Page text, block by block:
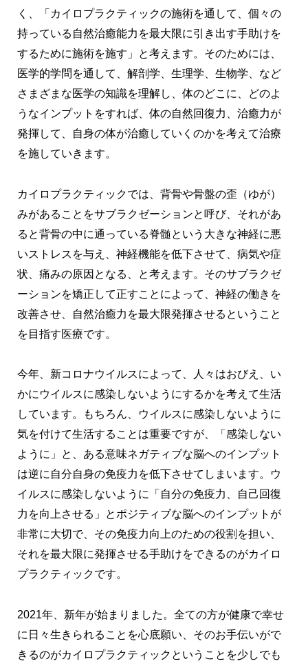
く、「カイロプラクティックの施術を通して、個々の
持っている自然治癒能力を最大限に引き出す手助けを
するために施術を施す」と考えます。そのためには、
医学的学問を通して、解剖学、生理学、生物学、など
さまざまな医学の知識を理解し、体のどこに、どのよ
うなインプットをすれば、体の自然回復力、治癒力が
発揮して、自身の体が治癒していくのかを考えて治療
を施していきます。
カイロプラクティックでは、背骨や骨盤の歪（ゆが）
みがあることをサブラクゼーションと呼び、それがあ
ると背骨の中に通っている脊髄という大きな神経に悪
いストレスを与え、神経機能を低下させて、病気や症
状、痛みの原因となる、と考えます。そのサブラクゼ
ーションを矯正して正すことによって、神経の働きを
改善させ、自然治癒力を最大限発揮させるということ
を目指す医療です。
今年、新コロナウイルスによって、人々はおびえ、い
かにウイルスに感染しないようにするかを考えて生活
しています。もちろん、ウイルスに感染しないように
気を付けて生活することは重要ですが、「感染しない
ように」と、ある意味ネガティブな脳へのインプット
は逆に自分自身の免疫力を低下させてしまいます。ウ
イルスに感染しないように「自分の免疫力、自己回復
力を向上させる」とポジティブな脳へのインプットが
非常に大切で、その免疫力向上のための役割を担い、
それを最大限に発揮させる手助けをできるのがカイロ
プラクティックです。
2021年、新年が始まりました。全ての方が健康で幸せ
に日々生きられることを心底願い、そのお手伝いがで
きるのがカイロプラクティックということを少しでも